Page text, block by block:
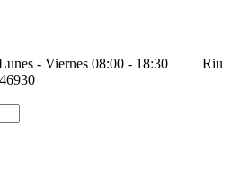
- Viernes 08:00 - 18:30
Riu